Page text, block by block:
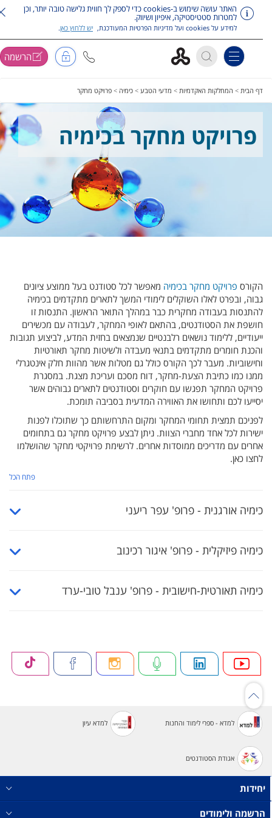
האתר עושה שימוש ב-cookies כדי לספק לך חווית גלישה טובה יותר, וכן
למטרות סטטיסטיקה, איפיון ושיווק.
למידע על cookies ועל מדיניות הפרטיות המעודכנת, יש ללחוץ כאן .
Toggle navigation הרשמה
דף הבית>המחלקות האקדמיות>מדעי הטבע>כימיה>פרויקט מחקר
פרויקט מחקר בכימיה
הקורספרויקט מחקר בכימיהמאפשר לכל סטודנט בעל ממוצע ציונים
גבוה, ובפרט לאלו השוקלים לימודי המשך לתארים מתקדמים בכימיה
להתנסות בעבודה מחקרית כבר במהלך התואר הראשון. התנסות זו
חושפת את הסטודנטים, בהתאם לאופי המחקר, לעבודה עם מכשירים
ייעודיים, ללימוד נושאים רלבנטיים שנמצאים בחזית המדע, לביצוע תגובות
והכנת חומרים מתקדמים בתנאי מעבדה ולשיטות מחקר תאורטיות
וחישוביות. מעבר לכך הקורס כולל גם מטלות אשר מהוות חלק אינטגרלי
ממנו כמו כתיבת הצעת-מחקר, דוח מסכם ועריכת מצגת. במסגרת
פרויקט המחקר תפגשו עם חוקרים וסטודנטים לתארים גבוהים אשר
יסייעו לכם ותחושו את האווירה המדעית בסביבה תומכת.
לפניכם תמצית תחומי המחקר ומקום התרחשותם כך שתוכלו לפנות
ישירות לכל אחד מחברי הצוות. ניתן לבצע פרויקט מחקר גם בתחומים
אחרים עם מדריכים ממוסדות אחרים. לרשימת פרויקטי מחקר שהושלמו
לחצו כאן.
פתח הכל
כימיה אורגנית - פרופ' עפר ריעני
כימיה פיזיקלית - פרופ' איגור רכינוב
כימיה תאורטית-חישובית - פרופ' ענבל טובי-ערד
למדא - ספרי לימוד והחנות למדא עיון
אגודת הסטודנטים
ולימודים